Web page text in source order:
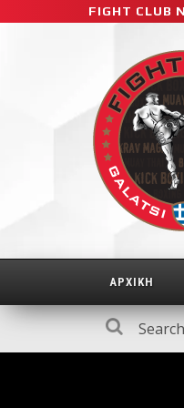
FIGHT CLUB
διεκδικεί τον 6ο
ΑΡΧΙΚΗ